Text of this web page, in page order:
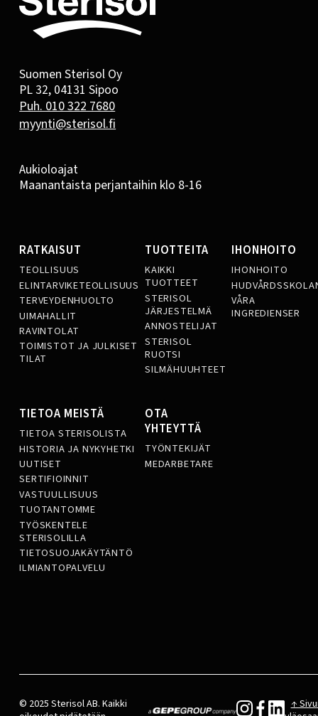
Suomen Sterisol Oy
PL 32, 04131 Sipoo
Puh. 010 322 7680
myynti@sterisol.fi
Aukioloajat
Maanantaista perjantaihin klo 8-16
RATKAISUT
TEOLLISUUS
ELINTARVIKETEOLLISUUS
TERVEYDENHUOLTO
UIMAHALLIT
RAVINTOLAT
TOIMISTOT JA JULKISET
TILAT
TUOTTEITA
KAIKKI
TUOTTEET
STERISOL
JÄRJESTELMÄ
ANNOSTELIJAT
STERISOL
RUOTSI
SILMÄHUUHTEET
IHONHOITO
IHONHOITO
VÅRA
INGREDIENSER
TIETOA MEISTÄ
TIETOA STERISOLISTA
HISTORIA JA NYKYHETKI
UUTISET
SERTIFIOINNIT
VASTUULLISUUS
TUOTANTOMME
TYÖSKENTELE
STERISOLILLA
TIETOSUOJAKÄYTÄNTÖ
ILMIANTOPALVELU
OTA
YHTEYTTÄ
TYÖNTEKIJÄT
MEDARBETARE
© 2025 Sterisol AB. Kaikki
↑